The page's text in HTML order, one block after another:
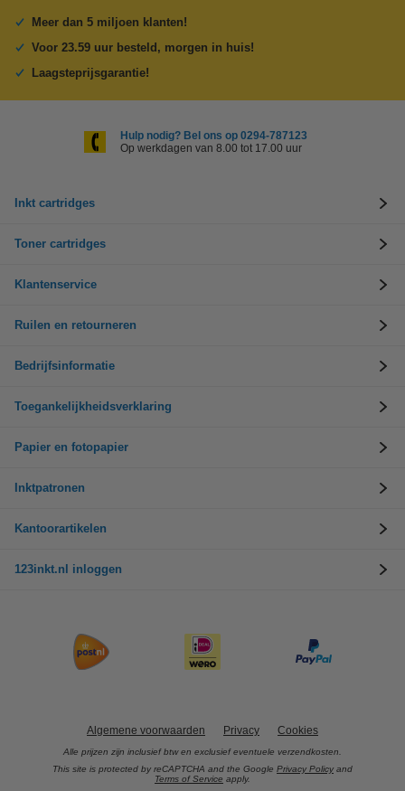
Meer dan 5 miljoen klanten!
Voor 23.59 uur besteld, morgen in huis!
Laagsteprijsgarantie!
Hulp nodig? Bel ons op 0294-787123
Op werkdagen van 8.00 tot 17.00 uur
Inkt cartridges
Toner cartridges
Klantenservice
Ruilen en retourneren
Bedrijfsinformatie
Toegankelijkheidsverklaring
Papier en fotopapier
Inktpatronen
Kantoorartikelen
123inkt.nl inloggen
Algemene voorwaarden Privacy Cookies
Alle prijzen zijn inclusief btw en exclusief eventuele verzendkosten.
This site is protected by reCAPTCHA and the Google Privacy Policy and
Terms of Service apply.